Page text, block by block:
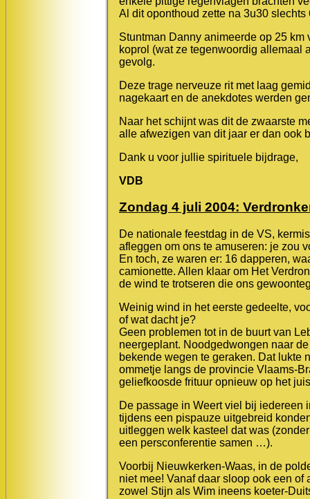
Al dit oponthoud zette na 3u30
Stuntman Danny animeerde op 25
koprol (wat ze tegenwoordig allemaal
gevolg.
Deze trage nerveuze rit met laag
nagekaart en de anekdotes werden
Naar het schijnt was dit de zwaarste
alle afwezigen van dit jaar er dan ook
Dank u voor jullie spirituele bijdrage,
VDB
Zondag 4 juli 2004:
De nationale feestdag in de VS,
afleggen om ons te amuseren: je zou
En toch, ze waren er: 16 dapperen,
camionette. Allen klaar om Het
de wind te trotseren die ons
Weinig wind in het eerste gedeelte,
of wat dacht je?
Geen problemen tot in de buurt van
neergeplant. Noodgedwongen naar
bekende wegen te geraken. Dat lukte
ommetje langs de provincie Vlaams-
geliefkoosde frituur opnieuw op het
De passage in Weert viel bij iedereen
tijdens een pispauze uitgebreid
uitleggen welk kasteel dat was
een persconferentie samen …).
Voorbij Nieuwkerken-Waas, in de
niet mee! Vanaf daar sloop ook een
zowel Stijn als Wim ineens koeter-